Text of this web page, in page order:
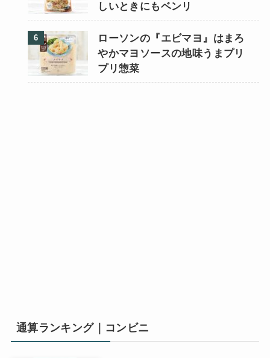
しいときにもベンリ
ローソンの『エビマヨ』はまろ
やかマヨソースの地味うまプリ
プリ惣菜
通算ランキング｜コンビニ